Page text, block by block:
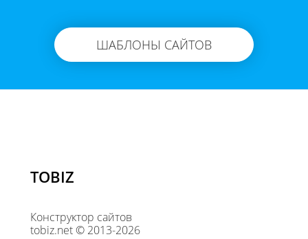
ШАБЛОНЫ САЙТОВ
TOBIZ
Конструктор сайтов
tobiz.net © 2013-2026